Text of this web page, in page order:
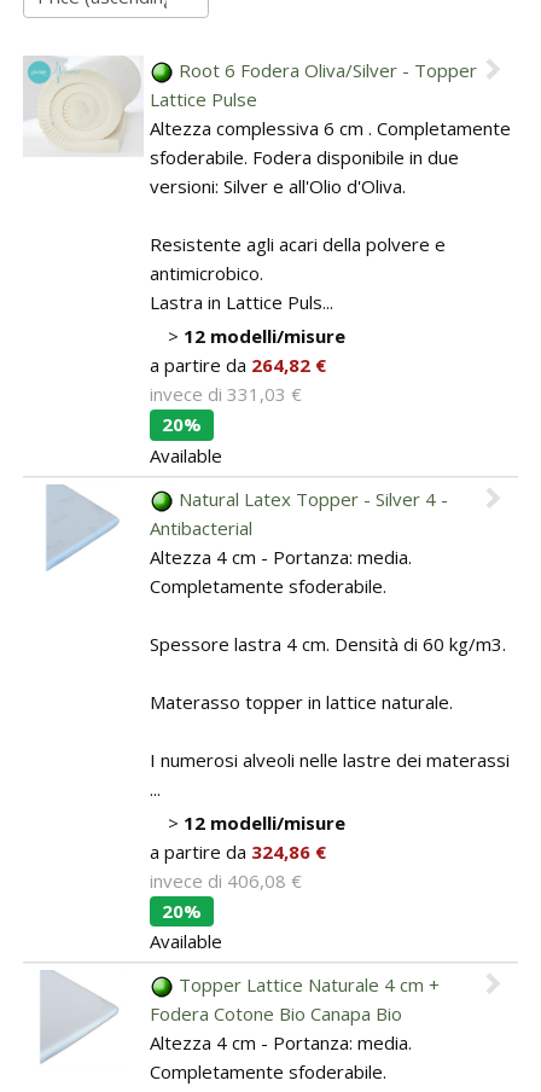
Root 6 Fodera Oliva/Silver - Topper
Lattice Pulse
Altezza complessiva 6 cm . Completamente
sfoderabile. Fodera disponibile in due
versioni: Silver e all'Olio d'Oliva.
Resistente agli acari della polvere e
antimicrobico.
Lastra in Lattice Puls...
> 12 modelli/misure
a partire da 264,82 €
invece di331,03 €
20%
Available
Natural Latex Topper - Silver 4 -
Antibacterial
Altezza 4 cm - Portanza: media.
Completamente sfoderabile.
Spessore lastra 4 cm. Densità di 60 kg/m3.
Materasso topper in lattice naturale.
I numerosi alveoli nelle lastre dei materassi
...
> 12 modelli/misure
a partire da 324,86 €
invece di 406,08 €
20%
Available
Topper Lattice Naturale 4 cm +
Fodera Cotone Bio Canapa Bio
Altezza 4 cm - Portanza: media.
Completamente sfoderabile.
Dividers and Shoji
Japanese prints
Kit Tatami + Futon
Sliding doors / Fusuma
Interior color design & feng shui
Bathroom linen
Camera da letto piccola
Camera da letto su soppalco o mansarda
Area meditazione e relax